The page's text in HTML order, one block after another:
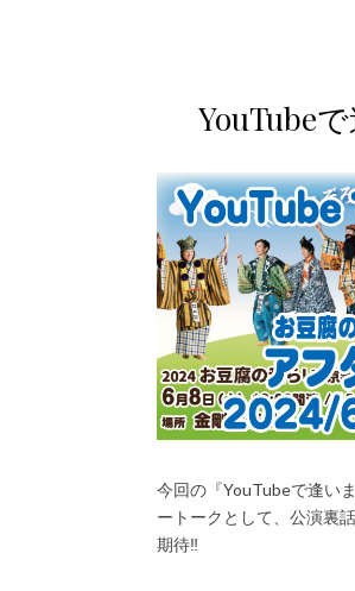
YouTube
今回の『YouTubeで逢い
ートークとして、公演裏
期待‼️